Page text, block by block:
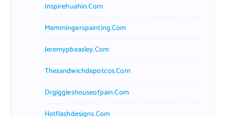
Inspirehuahin.com
Memmingerspainting.com
Jeremypbeasley.com
Thesandwichdepotcos.com
Drgiggleshouseofpain.com
Hotflashdesigns.com